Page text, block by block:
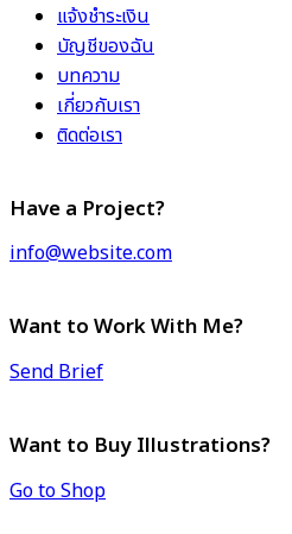
แจ้งชำระเงิน
บัญชีของฉัน
บทความ
เกี่ยวกับเรา
ติดต่อเรา
Have a Project?
info@website.com
Want to Work With Me?
Send Brief
Want to Buy Illustrations?
Go to Shop